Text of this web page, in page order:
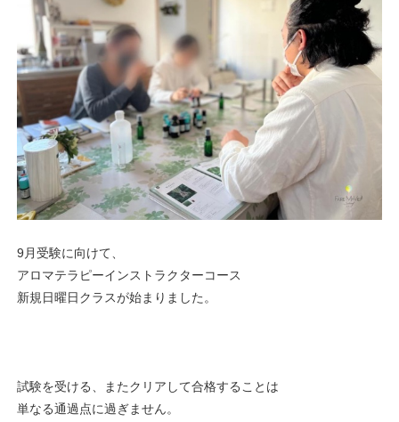
9月受験に向けて、
アロマテラピーインストラクターコース
新規日曜日クラスが始まりました。
試験を受ける、またクリアして合格することは
単なる通過点に過ぎません。